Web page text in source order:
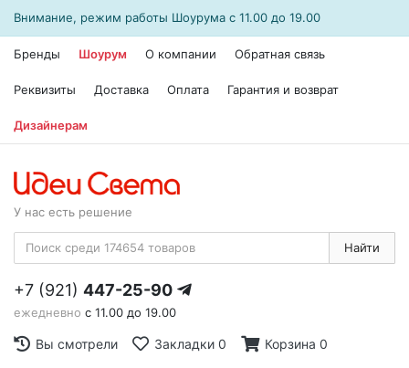
Внимание, режим работы Шоурума с 11.00 до 19.00
Бренды Шоурум О компании Обратная связь
Реквизиты Доставка Оплата Гарантия и возврат
Дизайнерам
У нас есть решение
Найти
+7 (921) 447-25-90
ежедневно с 11.00 до 19.00
Вы смотрели Закладки 0 Корзина 0